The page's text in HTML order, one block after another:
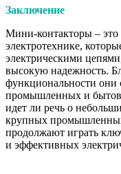
Заключение
Мини-контакторы –
электротехнике,
электрическими
высокую надежность.
функциональности они
промышленных и
идет ли речь о
крупных
продолжают играть
и эффективных